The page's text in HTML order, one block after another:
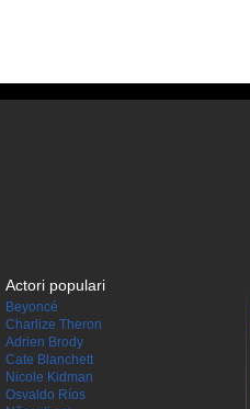
Actori populari
Beyoncé
Charlize Theron
Adrien Brody
Cate Blanchett
Nicole Kidman
Osvaldo Ríos